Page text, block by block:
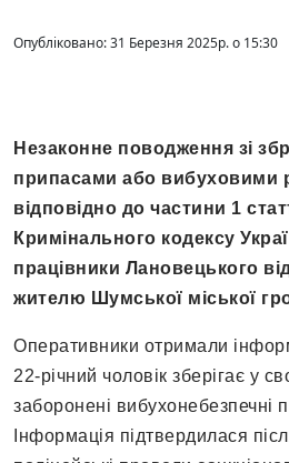
Опубліковано: 31 Березня 2025р. о 15:30
Незаконне поводження зі
припасами або вибуховими
відповідно до частини 1
Кримінального кодексу
працівники Лановецького
жителю Шумської міської
Оперативники отримали
22-річний чоловік зберігає у
заборонені вибухонебезпечні
Інформація підтвердилася